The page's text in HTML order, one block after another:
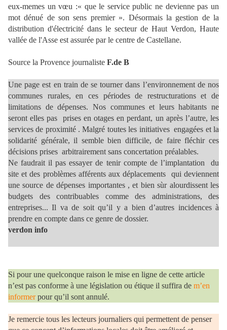
eux-memes un vœu :« que le service public ne devienne pas un
mot dénué de son sens premier ». Désormais la gestion de la
distribution d'électricité dans le secteur de Haut Verdon, Haute
vallée de l'Asse est assurée par le centre de Castellane.
Source la Provence journaliste F.de B
Une page est en train de se tourner dans l’environnement de nos
communes rurales, en ces périodes de restructurations et de
limitations de dépenses. Nos communes et leurs habitants ne
seront elles pas prises en otages en perdant, un après l’autre, les
services de proximité . Malgré toutes les initiatives engagées et la
solidarité générale, il semble bien difficile, de faire fléchir ces
décisions prises arbitrairement sans concertation préalables.
Ne faudrait il pas essayer de tenir compte de l’implantation du
site et des problèmes afférents aux déplacements qui deviennent
une source de dépenses importantes , et bien sùr alourdissent les
budgets des contribuables comme des administrations, des
entreprises... Il va de soit qu’il y a bien d’autres incidences à
prendre en compte dans ce genre de dossier.
verdon info
Si pour une quelconque raison le mise en ligne de cette article
n’est pas conforme à une législation ou étique il suffira de m’en
informerpour qu’il sont annulé.
Je remercie tous les lecteurs journaliers qui permettent de penser